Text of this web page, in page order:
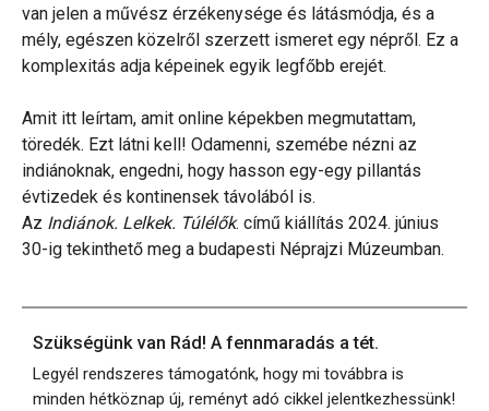
van jelen a művész érzékenysége és látásmódja, és a
mély, egészen közelről szerzett ismeret egy népről. Ez a
komplexitás adja képeinek egyik legfőbb erejét.
Amit itt leírtam, amit online képekben megmutattam,
töredék. Ezt látni kell! Odamenni, szemébe nézni az
indiánoknak, engedni, hogy hasson egy-egy pillantás
évtizedek és kontinensek távolából is.
Az Indiánok. Lelkek. Túlélők. című kiállítás 2024. június
30-ig tekinthető meg a budapesti Néprajzi Múzeumban.
Szükségünk van Rád! A fennmaradás a tét.
Legyél rendszeres támogatónk, hogy mi továbbra is
minden hétköznap új, reményt adó cikkel jelentkezhessünk!